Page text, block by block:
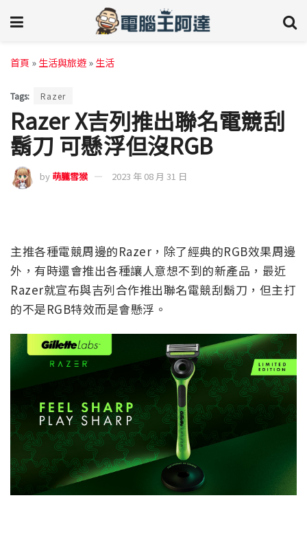
首頁 » 生活與旅遊 » 生活
Tags: Razer
Razer X吉列推出聯名電競刮
鬍刀 可懸浮但沒RGB
by 萌朧雪猴 2023 年 08 月 31 日
主推各種電競周邊的Razer，除了經典的RGB效果周邊
外，有時還會推出各種讓人意想不到的新產品，最近
Razer就宣布與吉列合作推出聯名電競刮鬍刀，但主打
的不是RGB特效而是會懸浮。